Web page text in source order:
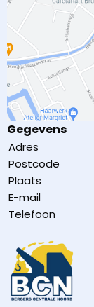
Gegevens
Adres
Postcode
Plaats
E-mail
Telefoon